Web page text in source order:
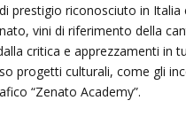
prestigio riconosciuto in
vini di riferimento della
critica e apprezzamenti in
progetti culturali, come gli
“Zenato Academy”.